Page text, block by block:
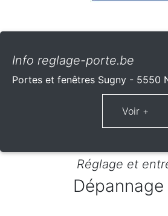
Info reglage-porte.be
Portes et fenêtres Sugny - 5550
Réglage et